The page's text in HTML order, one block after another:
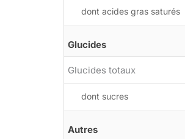
dont acides gras saturés
Glucides
Glucides totaux
dont sucres
Autres